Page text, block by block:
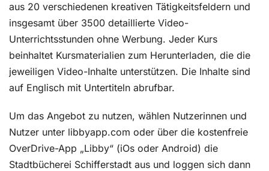
aus 20 verschiedenen kreativen Tätigkeitsfeldern und
insgesamt über 3500 detaillierte Video-
Unterrichtsstunden ohne Werbung. Jeder Kurs
beinhaltet Kursmaterialien zum Herunterladen, die die
jeweiligen Video-Inhalte unterstützen. Die Inhalte sind
auf Englisch mit Untertiteln abrufbar.
Um das Angebot zu nutzen, wählen Nutzerinnen und
Nutzer unter libbyapp.com oder über die kostenfreie
OverDrive-App „Libby“ (iOs oder Android) die
Stadtbücherei Schifferstadt aus und loggen sich dann